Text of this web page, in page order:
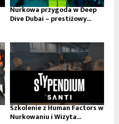
Nurkowa przygoda w Deep
Dive Dubai – prestiżowy...
Szkolenie z Human Factors w
Nurkowaniu i Wizyta...